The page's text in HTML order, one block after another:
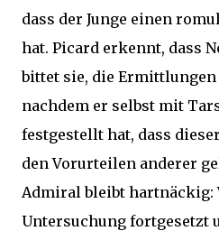
dass der Junge einen
hat. Picard erkennt, dass
bittet sie, die
nachdem er selbst mit
festgestellt hat, dass
den Vorurteilen anderer
Admiral bleibt hartnäckig:
Untersuchung fortgesetzt